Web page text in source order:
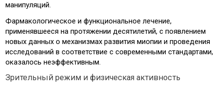
манипуляций.
Фармакологическое и функциональное лечение,
применявшееся на протяжении десятилетий, с появлением
новых данных о механизмах развития миопии и проведения
исследований в соответствие с современными стандартами,
оказалось неэффективным.
Зрительный режим и физическая активность